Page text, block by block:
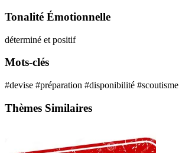
Tonalité Émotionnelle
déterminé et positif
Mots-clés
#devise #préparation #disponibilité #scoutisme
Thèmes Similaires